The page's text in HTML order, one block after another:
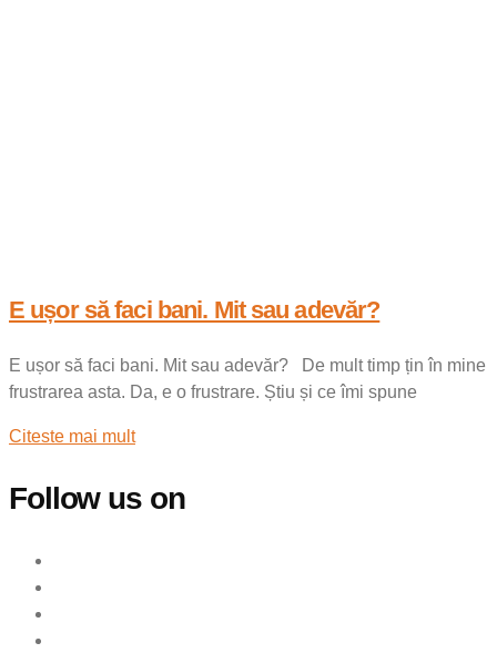
E ușor să faci bani. Mit sau adevăr?
E ușor să faci bani. Mit sau adevăr? De mult timp țin în mine
frustrarea asta. Da, e o frustrare. Știu și ce îmi spune
Citeste mai mult
Follow us on